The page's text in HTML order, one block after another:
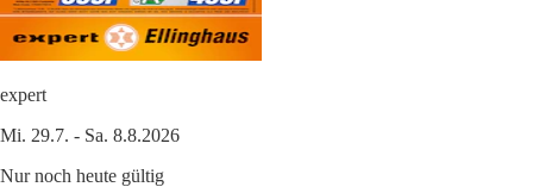
expert
Mi. 29.7. - Sa. 8.8.2026
Nur noch heute gültig